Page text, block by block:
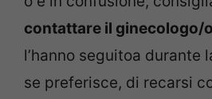
contattare il ginecologo/
l’hanno seguitoa durante
se preferisce, di recarsi